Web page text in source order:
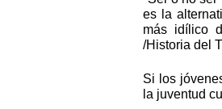
es la
más idílico
/Historia del
Si los
la juventud